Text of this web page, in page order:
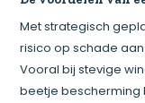
Met strategisch
risico op schade
Vooral bij stevige
beetje bescherming